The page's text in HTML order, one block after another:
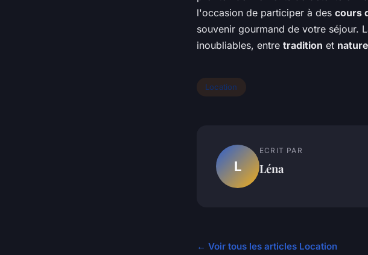
l'occasion de participer à des cours
souvenir gourmand de votre séjour.
inoubliables, entre tradition et nature
Location
L
ECRIT PAR
Léna
← Voir tous les articles Location